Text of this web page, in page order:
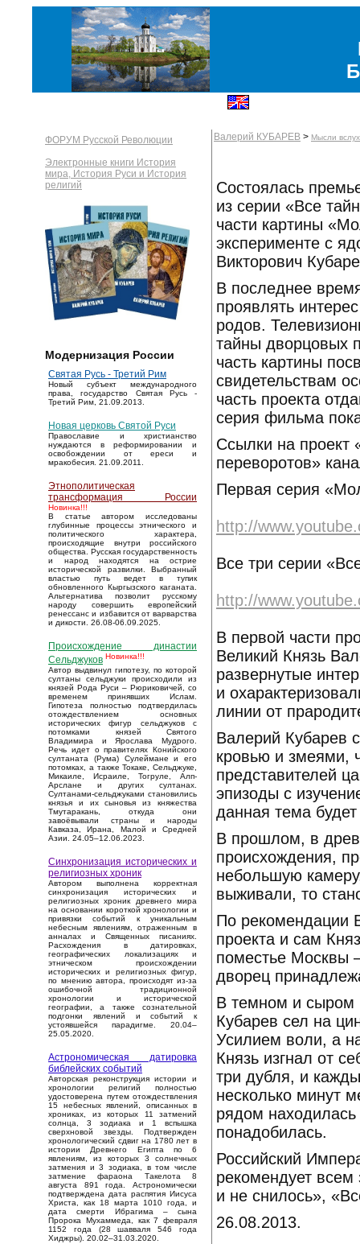
ФОРУМ Русской Революции
Электронные книги История
мира, История Руси и История
религий
Модернизация России
Святая Русь - Третий Рим
Новый субъект международного
права, государство Святая Русь -
Третий Рим, 21.09.2013.
Новая церковь Святой Руси
Православие и христианство
нуждаются в реформировании и
освобождении от ереси и
мракобесия. 21.09.2011.
Этнополитическая
трансформация России
Новинка!!!
В статье автором исследованы
глубинные процессы этнического и
политического характера,
происходящие внутри российского
общества. Русская государственность
и народ находятся на острие
исторической развилки. Выбранный
властью путь ведет в тупик
обновленного Кыргызского каганата.
Альтернатива позволит русскому
народу совершить европейский
ренессанс и избавится от варварства
и дикости. 26.08-06.09.2025.
Происхождение династии
Сельджуков Новинка!!!
Автор выдвинул гипотезу, по которой
султаны сельджуки происходили из
князей Рода Руси – Рюриковичей, со
временем принявших Ислам.
Гипотеза полностью подтвердилась
отождествлением основных
исторических фигур сельджуков с
потомками князей Святого
Владимира и Ярослава Мудрого.
Речь идет о правителях Конийского
султаната (Рума) Сулеймане и его
потомках, а также Токаке, Сельджуке,
Микаиле, Исраиле, Тогруле, Алп-
Арслане и других султанах.
Султанами-сельджуками становились
князья и их сыновья из княжества
Тмутаракань, откуда они
завоёвывали страны и народы
Кавказа, Ирана, Малой и Средней
Азии. 24.05–12.06.2023.
Синхронизация исторических и
религиозных хроник
Автором выполнена корректная
синхронизация исторических и
религиозных хроник древнего мира
на основании короткой хронологии и
привязки событий к уникальным
небесным явлениям, отраженным в
анналах и Священных писаниях.
Расхождения в датировках,
географических локализациях и
этническом происхождении
исторических и религиозных фигур,
по мнению автора, происходят из-за
ошибочной традиционной
хронологии и исторической
географии, а также сознательной
подгонки явлений и событий к
устоявшейся парадигме. 20.04–
25.05.2020.
Астрономическая датировка
библейских событий
Авторская реконструкция истории и
хронологии религий полностью
удостоверена путем отождествления
15 небесных явлений, описанных в
хрониках, из которых 11 затмений
солнца, 3 зодиака и 1 вспышка
сверхновой звезды. Подтвержден
хронологический сдвиг на 1780 лет в
истории Древнего Египта по 6
явлениям, из которых 3 солнечных
затмения и 3 зодиака, в том числе
затмение фараона Такелота 8
августа 891 года. Астрономически
подтверждена дата распятия Иисуса
Христа, как 18 марта 1010 года, и
дата смерти Ибрагима – сына
Пророка Мухаммеда, как 7 февраля
1152 года (28 шавваля 546 года
Хиджры). 20.02–31.03.2020.
Валерий КУБАРЕВ > Мысли
Состоялась
из серии «Все
части картины
эксперименте с
Викторович
В последнее
проявлять
родов.
тайны дворцовых
часть картины
свидетельствам
часть проекта
серия фильма
Ссылки на проект
переворотов»
Первая серия
http://
Все три серии
http://
В первой части
Великий Князь
развернутые
и
линии от
Валерий Кубарев
кровью и змеями,
представителей
эпизоды с
данная тема
В прошлом, в
происхождения,
небольшую
выживали, то
По рекомендации
проекта и сам
поместье Москвы
дворец
В темном и сыром
Кубарев сел на
Усилием воли, а
Князь изгнал от
три дубля, и
несколько минут
рядом
понадобилась.
Российский
рекомендует
и не снилось»,
26.08.2013.